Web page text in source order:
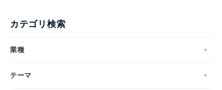
カテゴリ検索
業種
テーマ